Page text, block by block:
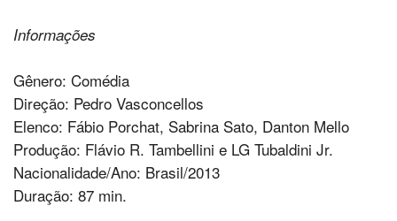
Informações
Gênero: Comédia
Direção: Pedro Vasconcellos
Elenco: Fábio Porchat, Sabrina Sato, Danton Mello
Produção: Flávio R. Tambellini e LG Tubaldini Jr.
Nacionalidade/Ano: Brasil/2013
Duração: 87 min.